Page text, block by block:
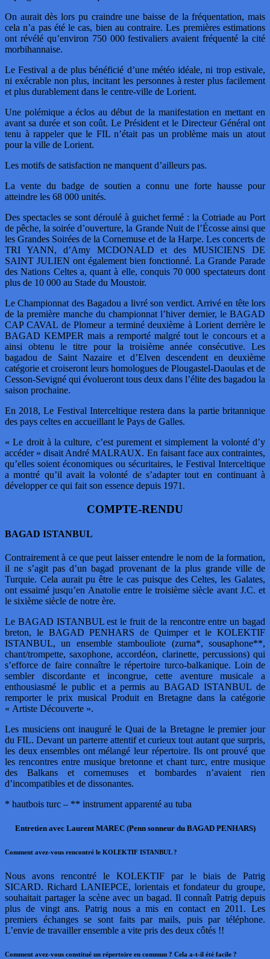
On aurait dès lors pu craindre une baisse de la fréquentation, mais
cela n’a pas été le cas, bien au contraire. Les premières estimations
ont révélé qu’environ 750 000 festivaliers avaient fréquenté la cité
morbihannaise.
Le Festival a de plus bénéficié d’une météo idéale, ni trop estivale,
ni exécrable non plus, incitant les personnes à rester plus facilement
et plus durablement dans le centre-ville de Lorient.
Une polémique a éclos au début de la manifestation en mettant en
avant sa durée et son coût. Le Président et le Directeur Général ont
tenu à rappeler que le FIL n’était pas un problème mais un atout
pour la ville de Lorient.
Les motifs de satisfaction ne manquent d’ailleurs pas.
La vente du badge de soutien a connu une forte hausse pour
atteindre les 68 000 unités.
Des spectacles se sont déroulé à guichet fermé : la Cotriade au Port
de pêche, la soirée d’ouverture, la Grande Nuit de l’Écosse ainsi que
les Grandes Soirées de la Cornemuse et de la Harpe. Les concerts de
TRI YANN, d’Amy MCDONALD et des MUSICIENS DE
SAINT JULIEN ont également bien fonctionné. La Grande Parade
des Nations Celtes a, quant à elle, conquis 70 000 spectateurs dont
plus de 10 000 au Stade du Moustoir.
Le Championnat des Bagadou a livré son verdict. Arrivé en tête lors
de la première manche du championnat l’hiver dernier, le BAGAD
CAP CAVAL de Plomeur a terminé deuxième à Lorient derrière le
BAGAD KEMPER mais a remporté malgré tout le concours et a
ainsi obtenu le titre pour la troisième année consécutive. Les
bagadou de Saint Nazaire et d’Elven descendent en deuxième
catégorie et croiseront leurs homologues de Plougastel-Daoulas et de
Cesson-Sevigné qui évolueront tous deux dans l’élite des bagadou la
saison prochaine.
En 2018, Le Festival Interceltique restera dans la partie britannique
des pays celtes en accueillant le Pays de Galles.
« Le droit à la culture, c’est purement et simplement la volonté d’y
accéder » disait André MALRAUX. En faisant face aux contraintes,
qu’elles soient économiques ou sécuritaires, le Festival Interceltique
a montré qu’il avait la volonté de s’adapter tout en continuant à
développer ce qui fait son essence depuis 1971.
COMPTE-RENDU
BAGAD ISTANBUL
Contrairement à ce que peut laisser entendre le nom de la formation,
il ne s’agit pas d’un bagad provenant de la plus grande ville de
Turquie. Cela aurait pu être le cas puisque des Celtes, les Galates,
ont essaimé jusqu’en Anatolie entre le troisième siècle avant J.C. et
le sixième siècle de notre ère.
Le BAGAD ISTANBUL est le fruit de la rencontre entre un bagad
breton, le BAGAD PENHARS de Quimper et le KOLEKTIF
ISTANBUL, un ensemble stambouliote (zurna*, sousaphone**,
chant/trompette, saxophone, accordéon, clarinette, percussions) qui
s’efforce de faire connaître le répertoire turco-balkanique. Loin de
sembler discordante et incongrue, cette aventure musicale a
enthousiasmé le public et a permis au BAGAD ISTANBUL de
remporter le prix musical Produit en Bretagne dans la catégorie
« Artiste Découverte ».
Les musiciens ont inauguré le Quai de la Bretagne le premier jour
du FIL. Devant un parterre attentif et curieux tout autant que surpris,
les deux ensembles ont mélangé leur répertoire. Ils ont prouvé que
les rencontres entre musique bretonne et chant turc, entre musique
des Balkans et cornemuses et bombardes n’avaient rien
d’incompatibles et de dissonantes.
* hautbois turc – ** instrument apparenté au tuba
Entretien avec Laurent MAREC (Penn sonneur du BAGAD PENHARS)
Comment avez-vous rencontré le KOLEKTIF ISTANBUL ?
Nous avons rencontré le KOLEKTIF par le biais de Patrig
SICARD. Richard LANIEPCE, lorientais et fondateur du groupe,
souhaitait partager la scène avec un bagad. Il connaît Patrig depuis
plus de vingt ans. Patrig nous a mis en contact en 2011. Les
premiers échanges se sont faits par mails, puis par téléphone.
L’envie de travailler ensemble a vite pris des deux côtés !!
Comment avez-vous constitué un répertoire en commun ? Cela a-t-il été facile ?